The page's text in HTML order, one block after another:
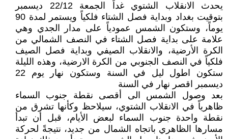
يحدث الانقلاب الشتوي غداً الجمعة 22/12 ديسمبر
بتوقيت بغداد وبداية فصل الشتاء فلكياً ويستمر لمدة 90
يوماً، وستكون الشمس عمودياً على مدار الجدي وهي
علامة على بداية فصل الشتاء في النصف الشمالي من
الكرة الأرضية، والانقلاب الصيفي وبداية فصل الصيف
فلكياً في النصف الجنوبي من الكرة الارضية، وهذه الليلة
ستكون اطول ليل في السنة وستكون نهار يوم 22
ديسمبر اقصر نهار في السنة
بعد وصول الشمس الى أقصى نقطة جنوب السماء
ظاهرياً في الانقلاب الشتوي، سيلاحظ وكأنها تشرق من
نقطة واحدة جنوب السماء لبعض الأيام، قبل أن تبدأ
مسارها الظاهري باتجاه الشمال من جديد، نتيجةً لحركة